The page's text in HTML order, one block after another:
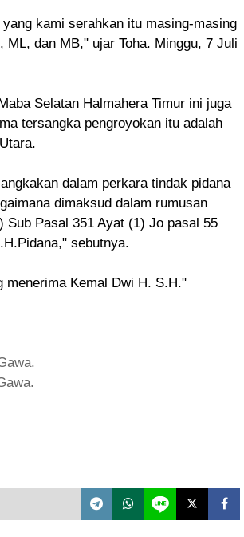
kami serahkan itu masing-masing
ML, dan MB," ujar Toha. Minggu, 7 Juli
Selatan Halmahera Timur ini juga
tersangka pengroyokan itu adalah
dalam perkara tindak pidana
dimaksud dalam rumusan
Sub Pasal 351 Ayat (1) Jo pasal 55
sebutnya.
menerima Kemal Dwi H. S.H."